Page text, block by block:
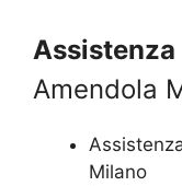
Assistenza
Amendola
Milano